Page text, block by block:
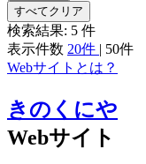
すべてクリア
検索結果: 5 件
表示件数 20件 | 50件
Webサイトとは？
きのくにや
Webサイト